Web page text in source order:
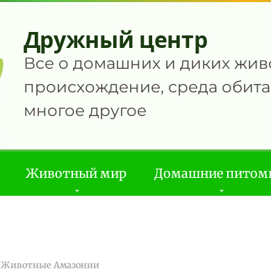
Дружный центр
Все о домашних и диких
происхождение, среда
многое другое
Животный мир Домашние
Животные Амазонии